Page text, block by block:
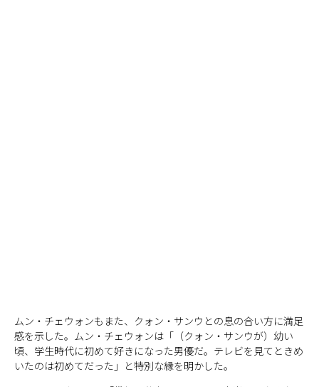
ムン・チェウォンもまた、クォン・サンウとの息の合い方に満足
感を示した。ムン・チェウォンは「（クォン・サンウが）幼い
頃、学生時代に初めて好きになった男優だ。テレビを見てときめ
いたのは初めてだった」と特別な縁を明かした。